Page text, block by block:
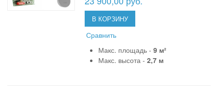
В КОРЗИНУ
Сравнить
Макс. площадь -9 м²
Макс. высота -2,7 м